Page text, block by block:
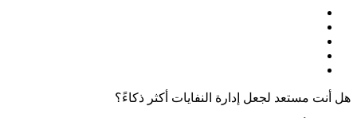
هل أنت مستعد لجعل إدارة النفايات أكثر ذكاءً؟